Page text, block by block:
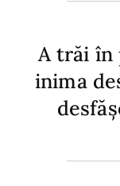
A trăi în
inima